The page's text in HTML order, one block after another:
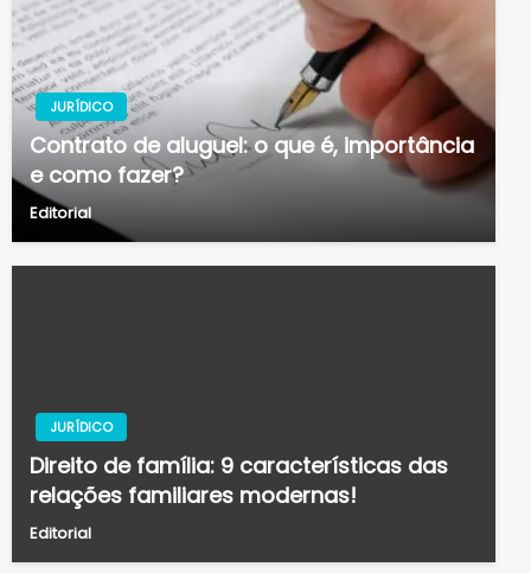
JURÍDICO
Contrato de aluguel: o que é, importância
e como fazer?
Editorial
JURÍDICO
Direito de família: 9 características das
relações familiares modernas!
Editorial